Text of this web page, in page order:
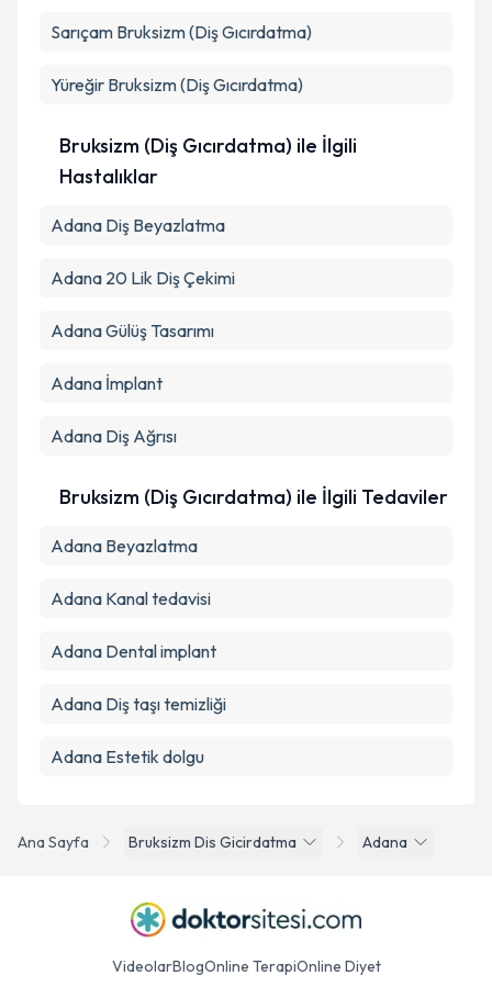
Ana Sayfa Bruksizm Dis Gicirdatma Adana
Sarıçam Bruksizm (Diş Gıcırdatma)
Yüreğir Bruksizm (Diş Gıcırdatma)
Bruksizm (Diş Gıcırdatma) ile İlgili
Hastalıklar
Adana Diş Beyazlatma
Adana 20 Lik Diş Çekimi
Adana Gülüş Tasarımı
Adana İmplant
Adana Diş Ağrısı
Bruksizm (Diş Gıcırdatma) ile İlgili Tedaviler
Adana Beyazlatma
Adana Kanal tedavisi
Adana Dental implant
Adana Diş taşı temizliği
Adana Estetik dolgu
VideolarBlogOnline TerapiOnline Diyet